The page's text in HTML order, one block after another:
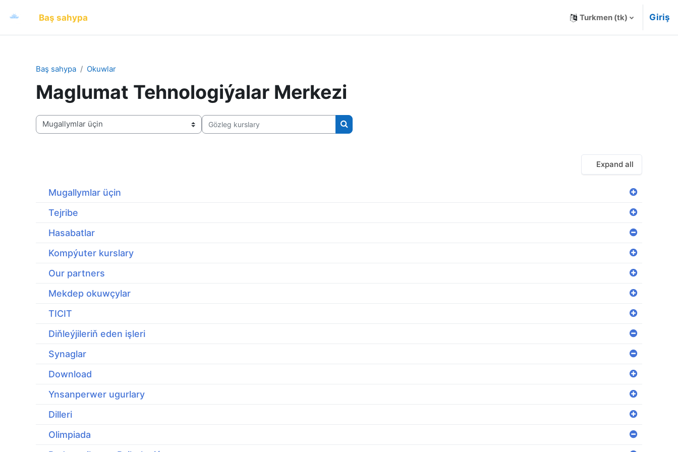
Baş sahypa Turkmen ‎(tk)‎ Giriş
Baş sahypa Okuwlar
Maglumat Tehnologiýalar Merkezi
Kurs bölümleri
Gözleg kurslary
Gözleg kurslary
Expand all
Mugallymlar üçin
Tejribe
Hasabatlar
Kompýuter kurslary
Our partners
Mekdep okuwçylar
TICIT
Diňleýjileriň eden işleri
Synaglar
Download
Ynsanperwer ugurlary
Dilleri
Olimpiada